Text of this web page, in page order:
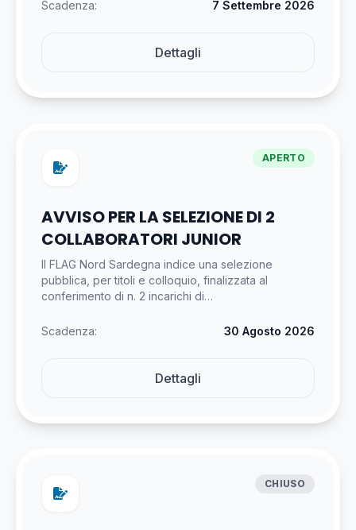
Scadenza: 7 Settembre 2026
Dettagli
APERTO
AVVISO PER LA SELEZIONE DI 2
COLLABORATORI JUNIOR
Il FLAG Nord Sardegna indice una selezione
pubblica, per titoli e colloquio, finalizzata al
conferimento di n. 2 incarichi di…
Scadenza: 30 Agosto 2026
Dettagli
CHIUSO